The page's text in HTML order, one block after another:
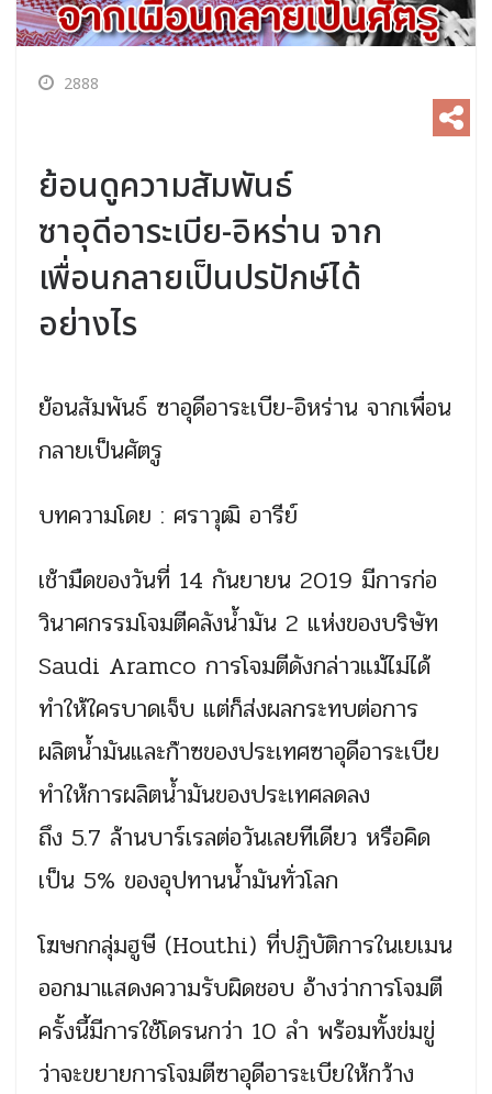
2888
ย้อนดูความสัมพันธ์
ซาอุดีอาระเบีย-อิหร่าน จาก
เพื่อนกลายเป็นปรปักษ์ได้
อย่างไร
ย้อนสัมพันธ์ ซาอุดีอาระเบีย-อิหร่าน จากเพื่อน
กลายเป็นศัตรู
บทความโดย : ศราวุฒิ อารีย์
เช้ามืดของวันที่ 14 กันยายน 2019 มีการก่อ
วินาศกรรมโจมตีคลังน้ำมัน 2 แห่งของบริษัท
Saudi Aramco การโจมตีดังกล่าวแม้ไม่ได้
ทำให้ใครบาดเจ็บ แต่ก็ส่งผลกระทบต่อการ
ผลิตน้ำมันและก๊าซของประเทศซาอุดีอาระเบีย
ทำให้การผลิตน้ำมันของประเทศลดลง
ถึง 5.7 ล้านบาร์เรลต่อวันเลยทีเดียว หรือคิด
เป็น 5% ของอุปทานน้ำมันทั่วโลก
โฆษกกลุ่มฮูษี (Houthi) ที่ปฏิบัติการในเยเมน
ออกมาแสดงความรับผิดชอบ อ้างว่าการโจมตี
ครั้งนี้มีการใช้โดรนกว่า 10 ลำ พร้อมทั้งข่มขู่
ว่าจะขยายการโจมตีซาอุดีอาระเบียให้กว้าง